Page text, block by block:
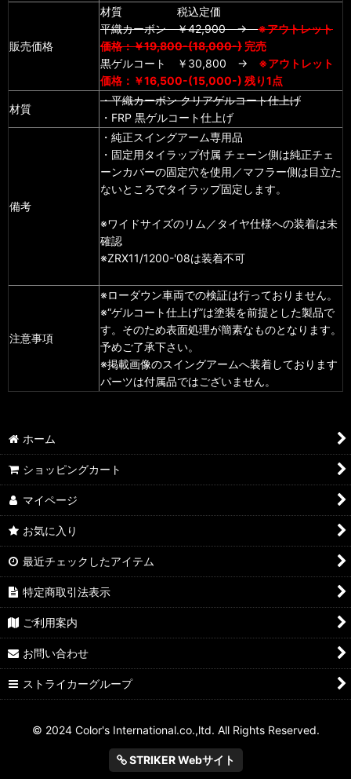
販売価格
材質 税込定価
平織カーボン ￥42,900 →※アウトレット
価格：￥19,800-(18,000-) 完売
黒ゲルコート ￥30,800 → ※アウトレット
価格：￥16,500-(15,000-) 残り1点
材質
・平織カーボン クリアゲルコート仕上げ
・FRP 黒ゲルコート仕上げ
備考
・純正スイングアーム専用品
・固定用タイラップ付属 チェーン側は純正チェ
ーンカバーの固定穴を使用／マフラー側は目立た
ないところでタイラップ固定します。
※ワイドサイズのリム／タイヤ仕様への装着は未
確認
※ZRX11/1200-'08は装着不可
注意事項
※ローダウン車両での検証は行っておりません。
※“ゲルコート仕上げ”は塗装を前提とした製品で
す。そのため表面処理が簡素なものとなります。
予めご了承下さい。
※掲載画像のスイングアームへ装着しております
パーツは付属品ではございません。
ホーム
ショッピングカート
マイページ
お気に入り
最近チェックしたアイテム
特定商取引法表示
ご利用案内
お問い合わせ
ストライカーグループ
© 2024 Color's International.co.,ltd. All Rights Reserved.
STRIKER Webサイト